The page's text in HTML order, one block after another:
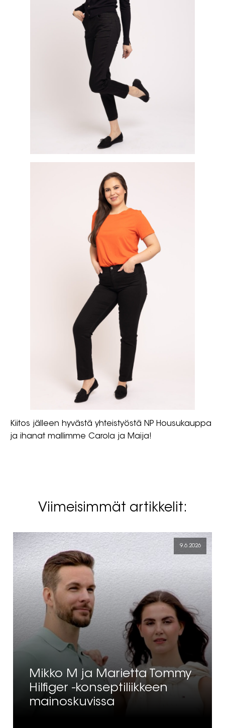
Kiitos jälleen hyvästä yhteistyöstä NP Housukauppa
ja ihanat mallimme Carola ja Maija!
Viimeisimmät artikkelit:
9.6.2026
Mikko M ja Marietta Tommy
Hilfiger -konseptiliikkeen
mainoskuvissa